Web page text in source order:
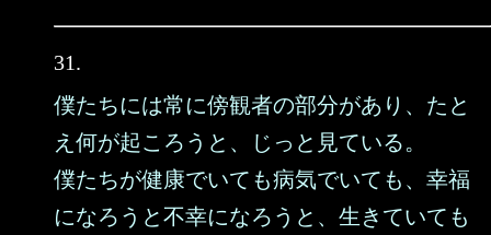
31.
僕たちには常に傍観者の部分があり、たと
え何が起ころうと、じっと見ている。
僕たちが健康でいても病気でいても、幸福
になろうと不幸になろうと、生きていても